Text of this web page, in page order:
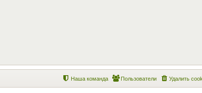
Удалить
Пользователи
Наша команда